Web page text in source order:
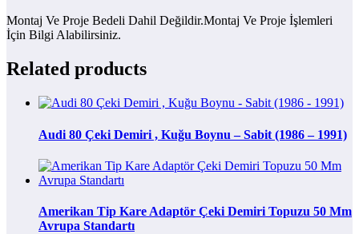
Montaj Ve Proje Bedeli Dahil Değildir.Montaj Ve Proje İşlemleri
İçin Bilgi Alabilirsiniz.
Related products
Audi 80 Çeki Demiri , Kuğu Boynu – Sabit (1986 – 1991)
Amerikan Tip Kare Adaptör Çeki Demiri Topuzu 50 Mm
Avrupa Standartı